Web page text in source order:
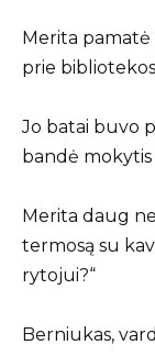
Merita
prie
Jo batai buvo
bandė mokytis
Merita daug
termosą su
rytojui?“
Berniukas,